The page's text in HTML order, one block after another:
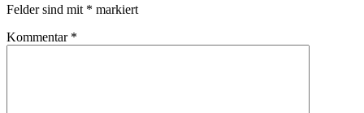
Felder sind mit * markiert
Kommentar *